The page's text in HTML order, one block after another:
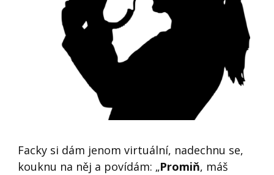
Facky si dám jenom virtuální, nadechnu se,
kouknu na něj a povídám: „Promiň, máš